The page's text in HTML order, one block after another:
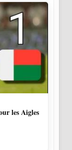
les Aigles